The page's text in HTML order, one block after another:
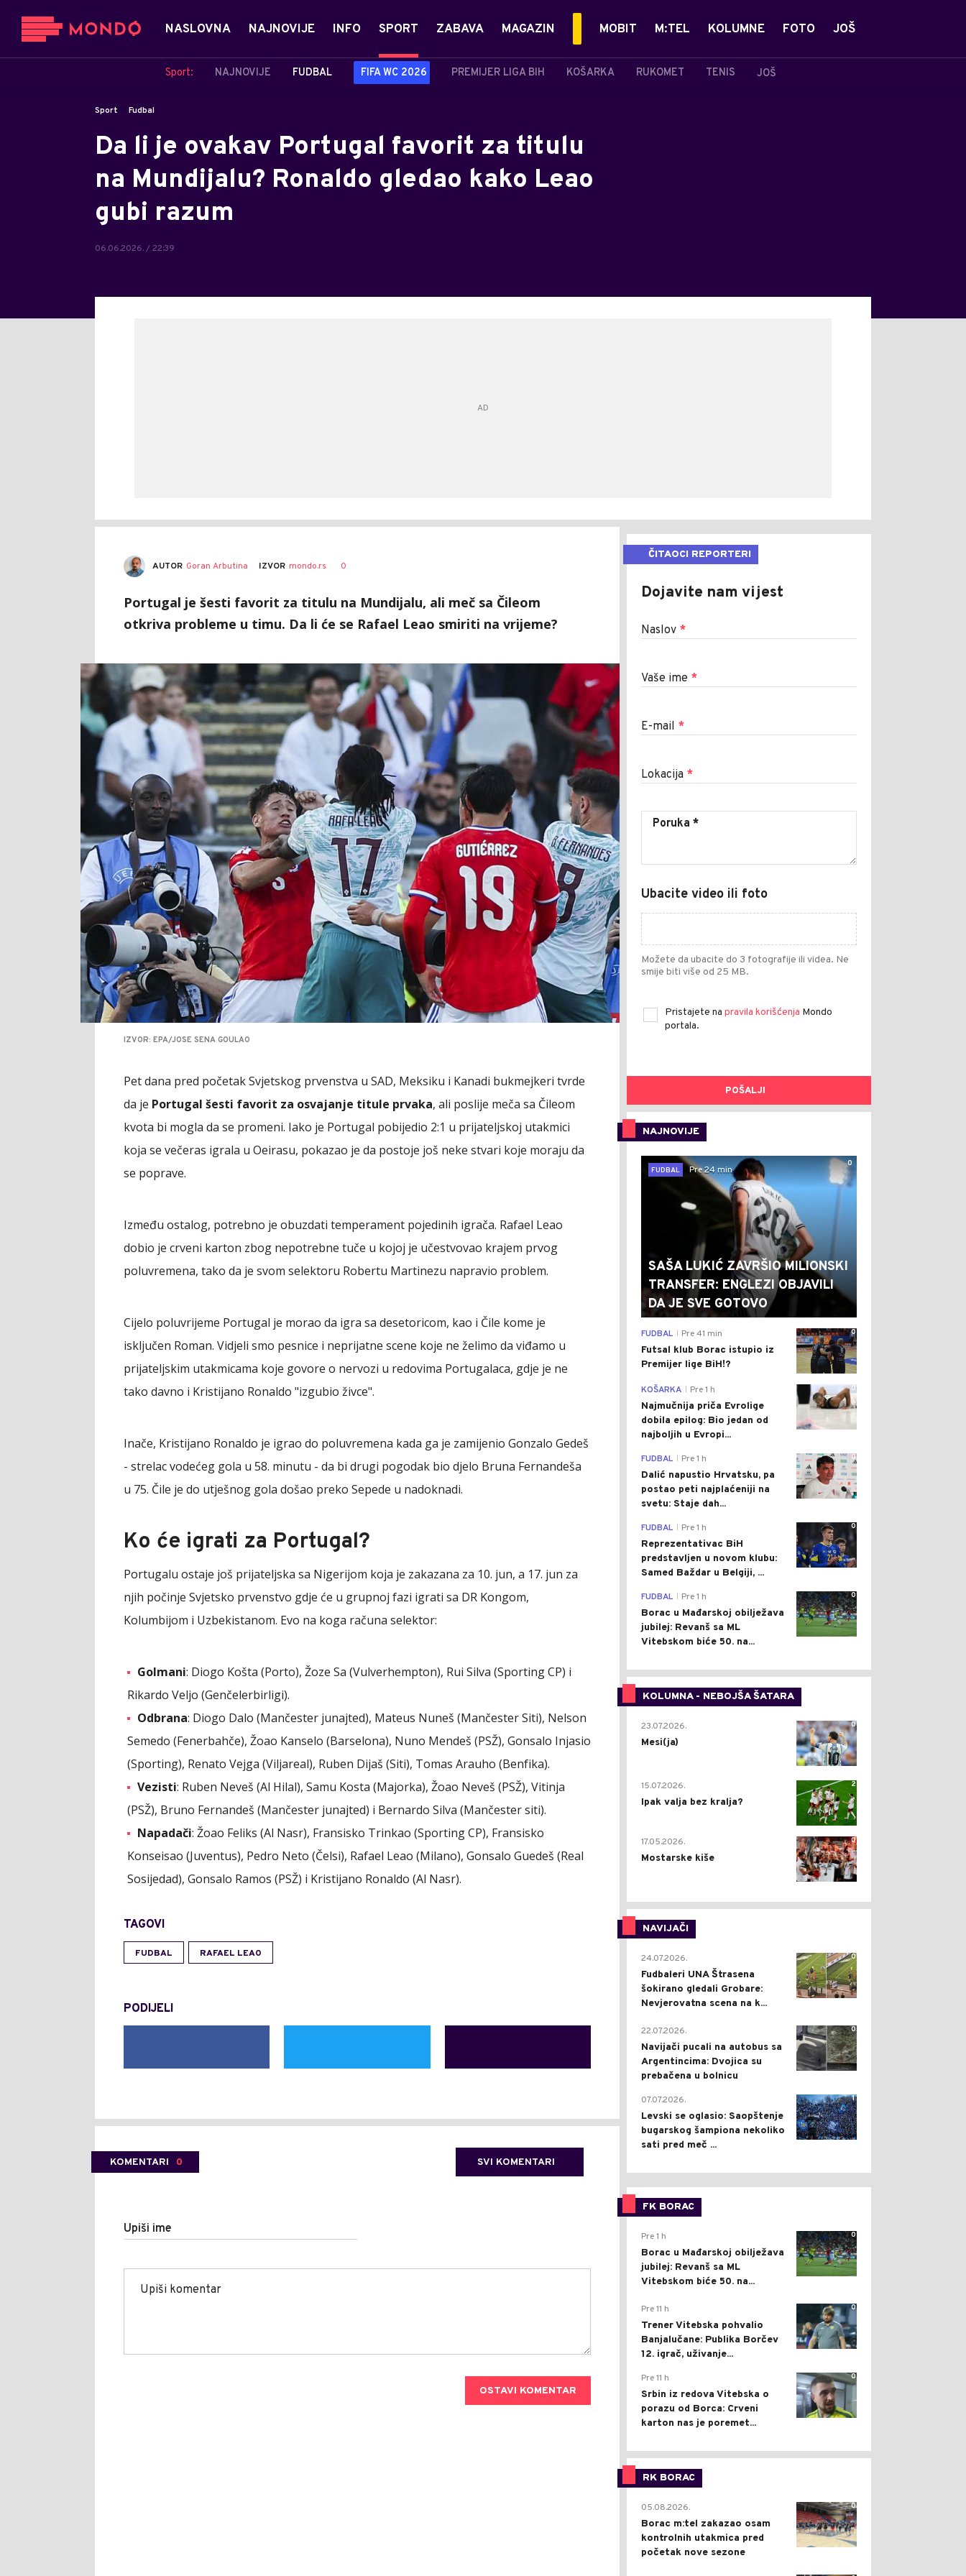
NASLOVNA NAJNOVIJE INFO SPORT
Sport: NAJNOVIJE FUDBAL FIFA WC 2026 PREMIJER LIGA BIH KOŠARKA RUKOMET TENIS JOŠ
ZABAVA MAGAZIN MOBIT M:TEL KOLUMNE FOTO JOŠ
Sport Fudbal
Da li je ovakav Portugal favorit za titulu
na Mundijalu? Ronaldo gledao kako Leao
gubi razum
06.06.2026. / 22:39
AUTOR Goran Arbutina IZVOR mondo.rs 0
Portugal je šesti favorit za titulu na Mundijalu, ali meč sa Čileom
otkriva probleme u timu. Da li će se Rafael Leao smiriti na vrijeme?
IZVOR: EPA/JOSE SENA GOULAO
Pet dana pred početak Svjetskog prvenstva u SAD, Meksiku i Kanadi bukmejkeri tvrde
da je Portugal šesti favorit za osvajanje titule prvaka, ali poslije meča sa Čileom
kvota bi mogla da se promeni. Iako je Portugal pobijedio 2:1 u prijateljskoj utakmici
koja se večeras igrala u Oeirasu, pokazao je da postoje još neke stvari koje moraju da
se poprave.
Između ostalog, potrebno je obuzdati temperament pojedinih igrača. Rafael Leao
dobio je crveni karton zbog nepotrebne tuče u kojoj je učestvovao krajem prvog
poluvremena, tako da je svom selektoru Robertu Martinezu napravio problem.
Cijelo poluvrijeme Portugal je morao da igra sa desetoricom, kao i Čile kome je
isključen Roman. Vidjeli smo pesnice i neprijatne scene koje ne želimo da viđamo u
prijateljskim utakmicama koje govore o nervozi u redovima Portugalaca, gdje je ne
tako davno i Kristijano Ronaldo "izgubio živce".
Inače, Kristijano Ronaldo je igrao do poluvremena kada ga je zamijenio Gonzalo Gedeš
- strelac vodećeg gola u 58. minutu - da bi drugi pogodak bio djelo Bruna Fernandeša
u 75. Čile je do utješnog gola došao preko Sepede u nadoknadi.
Ko će igrati za Portugal?
Portugalu ostaje još prijateljska sa Nigerijom koja je zakazana za 10. jun, a 17. jun za
njih počinje Svjetsko prvenstvo gdje će u grupnoj fazi igrati sa DR Kongom,
Kolumbijom i Uzbekistanom. Evo na koga računa selektor:
Golmani: Diogo Košta (Porto), Žoze Sa (Vulverhempton), Rui Silva (Sporting CP) i
Rikardo Veljo (Genčelerbirligi).
Odbrana: Diogo Dalo (Mančester junajted), Mateus Nuneš (Mančester Siti), Nelson
Semedo (Fenerbahče), Žoao Kanselo (Barselona), Nuno Mendeš (PSŽ), Gonsalo Injasio
(Sporting), Renato Vejga (Viljareal), Ruben Dijaš (Siti), Tomas Arauho (Benfika).
Vezisti: Ruben Neveš (Al Hilal), Samu Kosta (Majorka), Žoao Neveš (PSŽ), Vitinja
(PSŽ), Bruno Fernandeš (Mančester junajted) i Bernardo Silva (Mančester siti).
Napadači: Žoao Feliks (Al Nasr), Fransisko Trinkao (Sporting CP), Fransisko
Konseisao (Juventus), Pedro Neto (Čelsi), Rafael Leao (Milano), Gonsalo Guedeš (Real
Sosijedad), Gonsalo Ramos (PSŽ) i Kristijano Ronaldo (Al Nasr).
TAGOVI
FUDBAL RAFAEL LEAO
PODIJELI
KOMENTARI 0 SVI KOMENTARI
Upiši ime
OSTAVI KOMENTAR
ČITAOCI REPORTERI
Dojavite nam vijest
Naslov *
Vaše ime *
E-mail *
Lokacija *
Ubacite video ili foto
Možete da ubacite do 3 fotografije ili videa. Ne
smije biti više od 25 MB.
Pristajete na pravila korišćenja Mondo
portala.
POŠALJI
NAJNOVIJE
0
FUDBAL
Pre 24 min
SAŠA LUKIĆ ZAVRŠIO MILIONSKI
TRANSFER: ENGLEZI OBJAVILI
DA JE SVE GOTOVO
0
FUDBAL Pre 41 min
Futsal klub Borac istupio iz
Premijer lige BiH!?
0
KOŠARKA Pre 1 h
Najmučnija priča Evrolige
dobila epilog: Bio jedan od
najboljih u Evropi...
0
FUDBAL Pre 1 h
Dalić napustio Hrvatsku, pa
postao peti najplaćeniji na
svetu: Staje dah...
0
FUDBAL Pre 1 h
Reprezentativac BiH
predstavljen u novom klubu:
Samed Baždar u Belgiji, ...
0
FUDBAL Pre 1 h
Borac u Mađarskoj obilježava
jubilej: Revanš sa ML
Vitebskom biće 50. na...
KOLUMNA - NEBOJŠA ŠATARA
0
23.07.2026.
Mesi(ja)
2
15.07.2026.
Ipak valja bez kralja?
0
17.05.2026.
Mostarske kiše
NAVIJAČI
0
24.07.2026.
Fudbaleri UNA Štrasena
šokirano gledali Grobare:
Nevjerovatna scena na k...
0
22.07.2026.
Navijači pucali na autobus sa
Argentincima: Dvojica su
prebačena u bolnicu
1
07.07.2026.
Levski se oglasio: Saopštenje
bugarskog šampiona nekoliko
sati pred meč ...
FK BORAC
0
Pre 1 h
Borac u Mađarskoj obilježava
jubilej: Revanš sa ML
Vitebskom biće 50. na...
0
Pre 11 h
Trener Vitebska pohvalio
Banjalučane: Publika Borčev
12. igrač, uživanje...
0
Pre 11 h
Srbin iz redova Vitebska o
porazu od Borca: Crveni
karton nas je poremet...
RK BORAC
0
05.08.2026.
Borac m:tel zakazao osam
kontrolnih utakmica pred
početak nove sezone